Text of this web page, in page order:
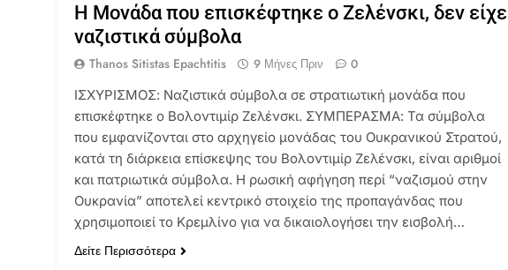
Η Μονάδα που επισκέφτηκε ο Ζελένσκι, δεν είχε
ναζιστικά σύμβολα
Thanos Sitistas Epachtitis 9 Μήνες Πριν
0
ΙΣΧΥΡΙΣΜΟΣ: Ναζιστικά σύμβολα σε στρατιωτική μονάδα που
επισκέφτηκε ο Βολοντιμίρ Ζελένσκι. ΣΥΜΠΕΡΑΣΜΑ: Τα σύμβολα
που εμφανίζονται στο αρχηγείο μονάδας του Ουκρανικού Στρατού,
κατά τη διάρκεια επίσκεψης του Βολοντιμίρ Ζελένσκι, είναι αριθμοί
και πατριωτικά σύμβολα. Η ρωσική αφήγηση περί “ναζισμού στην
Ουκρανία” αποτελεί κεντρικό στοιχείο της προπαγάνδας που
χρησιμοποιεί το Κρεμλίνο για να δικαιολογήσει την εισβολή…
Δείτε Περισσότερα